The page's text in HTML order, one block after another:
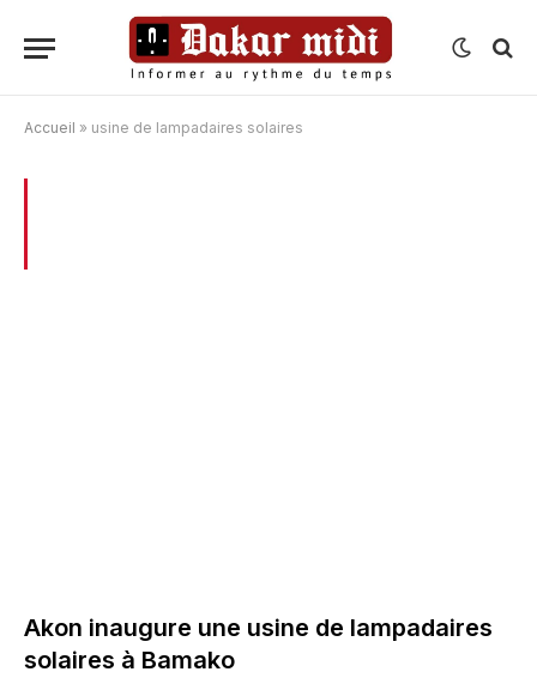
Accueil » usine de lampadaires solaires
Akon inaugure une usine de lampadaires
solaires à Bamako